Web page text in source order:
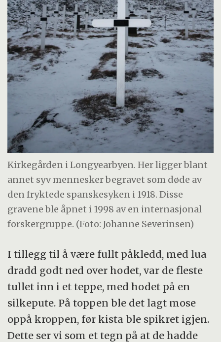
Kirkegården i Longyearbyen. Her ligger blant
annet syv mennesker begravet som døde av
den fryktede spanskesyken i 1918. Disse
gravene ble åpnet i 1998 av en internasjonal
forskergruppe. (Foto: Johanne Severinsen)
I tillegg til å være fullt påkledd, med lua
dradd godt ned over hodet, var de fleste
tullet inn i et teppe, med hodet på en
silkepute. På toppen ble det lagt mose
oppå kroppen, før kista ble spikret igjen.
Dette ser vi som et tegn på at de hadde